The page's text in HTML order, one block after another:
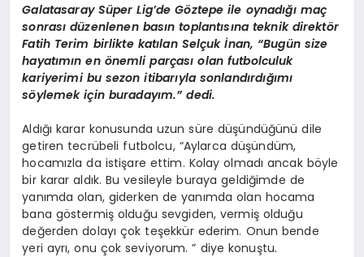
MAGAZIN
SPOR
TEKNOLOJI
Galatasaray Süper Lig’de Göztepe ile oynadığı maç
sonrası düzenlenen basın toplantısına teknik direktör
Fatih Terim birlikte katılan Selçuk İnan, “Bugün size
hayatımın en önemli parçası olan futbolculuk
kariyerimi bu sezon itibarıyla sonlandırdığımı
söylemek için buradayım.” dedi.
Aldığı karar konusunda uzun süre düşündüğünü dile
getiren tecrübeli futbolcu, “Aylarca düşündüm,
hocamızla da istişare ettim. Kolay olmadı ancak böyle
bir karar aldık. Bu vesileyle buraya geldiğimde de
yanımda olan, giderken de yanımda olan hocama
bana göstermiş olduğu sevgiden, vermiş olduğu
değerden dolayı çok teşekkür ederim. Onun bende
yeri ayrı, onu çok seviyorum. ” diye konuştu.